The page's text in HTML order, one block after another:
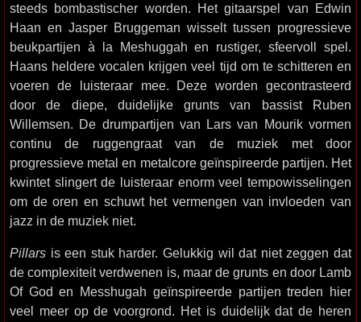
steeds bombastischer worden. Het gitaarspel van Edwin
Haan en Jasper Bruggeman wisselt tussen progressieve
beukpartijen à la Meshuggah en rustiger, sfeervoll spel.
Haans heldere vocalen krijgen veel tijd om te schitteren en
voeren de luisteraar mee. Deze worden gecontrasteerd
door de diepe, duidelijke grunts van bassist Ruben
Willemsen. De drumpartijen van Lars van Mourik vormen
continu de ruggengraat van de muziek met door
progressieve metal en metalcore geïnspireerde partijen. Het
kwintet slingert de luisteraar enorm veel tempowisselingen
om de oren en schuwt het vermengen van invloeden van
jazz in de muziek niet.
Pillars is een stuk harder. Gelukkig wil dat niet zeggen dat
de complexiteit verdwenen is, maar de grunts en door Lamb
Of God en Messhugah geïnspireerde partijen treden hier
veel meer op de voorgrond. Het is duidelijk dat de heren